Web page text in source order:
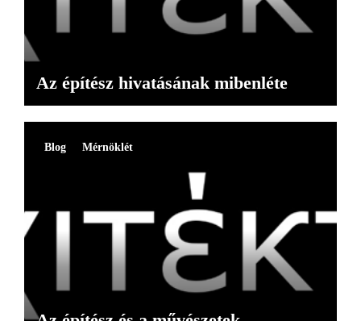
Az építész hivatásának mibenléte
Blog Mérnöklét